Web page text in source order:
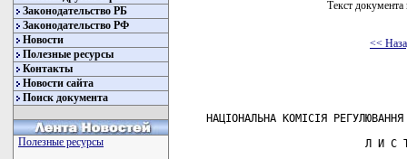
Законодательство РБ
Законодательство РФ
Новости
Полезные ресурсы
Контакты
Новости сайта
Поиск документа
Полезные ресурсы
Текст
<<
НАЦІОНАЛЬНА КОМІСІЯ
Л И С